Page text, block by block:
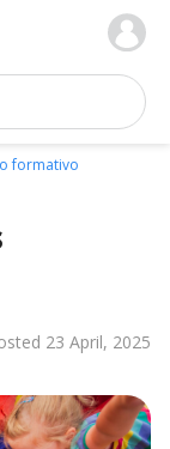
colegios
formativo
23 April, 2025